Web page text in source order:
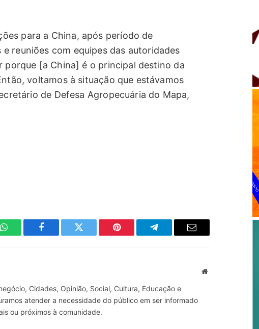
para a China, após período de
reuniões com equipes das autoridades
porque [a China] é o principal destino da
voltamos à situação que estávamos
de Defesa Agropecuária do Mapa,
WhatsAppFacebook Twitter Pinterest TelegramaE-
Site
Cidades, Opinião, Social, Cultura, Educação e
atender a necessidade do público em ser informado
ou próximos à comunidade.